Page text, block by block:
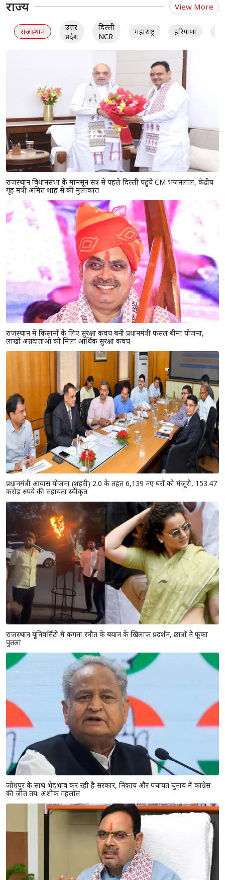
राज्य View More
राजस्थान
उत्तर
प्रदेश
दिल्ली
NCR
महाराष्ट्र हरियाणा
राजस्थान विधानसभा के मानसून सत्र से पहले दिल्ली पहुंचे CM भजनलाल, केंद्रीय
गृह मंत्री अमित शाह से की मुलाकात
राजस्थान में किसानों के लिए सुरक्षा कवच बनी प्रधानमंत्री फसल बीमा योजना,
लाखों अन्नदाताओं को मिला आर्थिक सुरक्षा कवच
प्रधानमंत्री आवास योजना (शहरी) 2.0 के तहत 6,139 नए घरों को मंजूरी, 153.47
करोड़ रुपये की सहायता स्वीकृत
राजस्थान यूनिवर्सिटी में कंगना रनौत के बयान के खिलाफ प्रदर्शन, छात्रों ने फूंका
पुतला
जोधपुर के साथ भेदभाव कर रही है सरकार, निकाय और पंचायत चुनाव में कांग्रेस
की जीत तय: अशोक गहलोत